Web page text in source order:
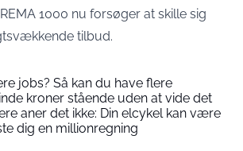
1000 nu forsøger at skille sig
tilbud.
jobs? Så kan du have flere
kroner stående uden at vide det
aner det ikke: Din elcykel kan være
dig en millionregning